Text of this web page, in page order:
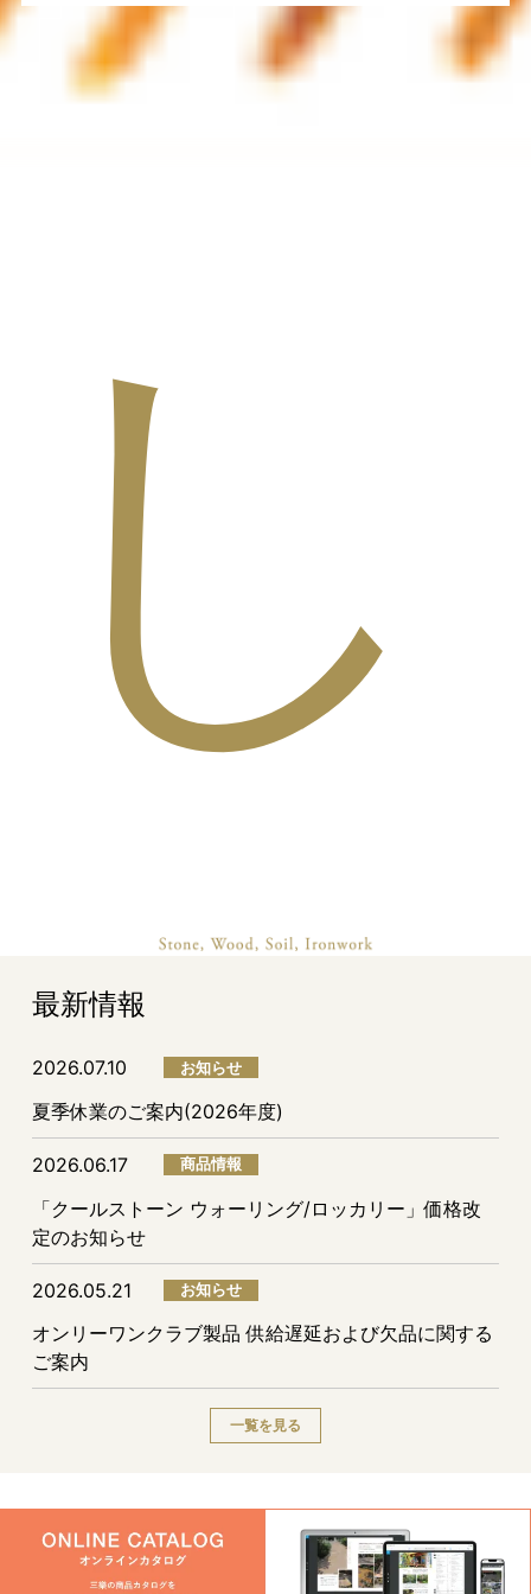
し
最新情報
2026.07.10 お知らせ
夏季休業のご案内(2026年度)
2026.06.17 商品情報
「クールストーン ウォーリング/ロッカリー」価格改
定のお知らせ
2026.05.21 お知らせ
オンリーワンクラブ製品 供給遅延および欠品に関する
ご案内
一覧を見る